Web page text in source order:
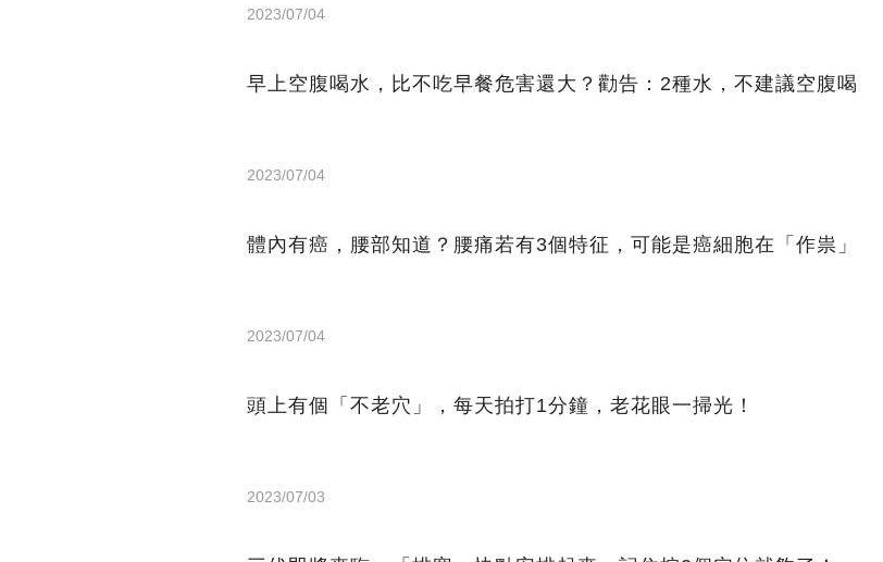
2023/07/04
早上空腹喝水，比不吃早餐危害還大？勸告：2種水，不建議空腹喝
2023/07/04
體內有癌，腰部知道？腰痛若有3個特征，可能是癌細胞在「作祟」
2023/07/04
頭上有個「不老穴」，每天拍打1分鐘，老花眼一掃光！
2023/07/03